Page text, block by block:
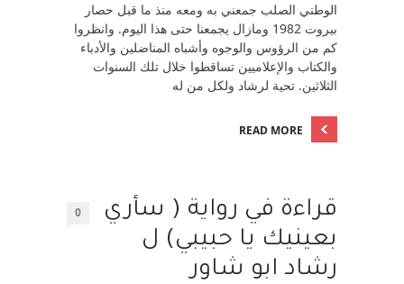
الوطني الصلب جمعني به ومعه منذ ما قبل حصار
بيروت 1982 ومازال يجمعنا حتى هذا اليوم. وانظروا
كم من الرؤوس والوجوه وأشباه المناضلين والأدباء
والكتاب والإعلاميين تساقطوا خلال تلك السنوات
الثلاثين. تحية لرشاد ولكل من له
READ MORE
قراءة في رواية ( سأري
بعينيك يا حبيبي) ل
رشاد ابو شاور
0